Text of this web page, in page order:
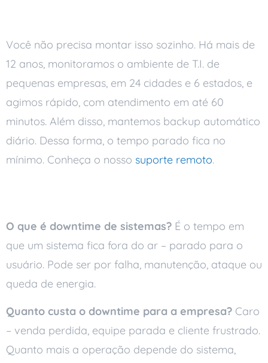
Você não precisa montar isso sozinho. Há mais de
12 anos, monitoramos o ambiente de T.I. de
pequenas empresas, em 24 cidades e 6 estados, e
agimos rápido, com atendimento em até 60
minutos. Além disso, mantemos backup automático
diário. Dessa forma, o tempo parado fica no
mínimo. Conheça o nosso suporte remoto.
O que é downtime de sistemas? É o tempo em
que um sistema fica fora do ar – parado para o
usuário. Pode ser por falha, manutenção, ataque ou
queda de energia.
Quanto custa o downtime para a empresa? Caro
– venda perdida, equipe parada e cliente frustrado.
Quanto mais a operação depende do sistema,